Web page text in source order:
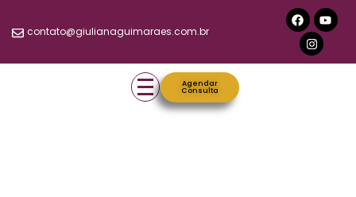
contato@giulianaguimaraes.com.br
Agendar
Consulta